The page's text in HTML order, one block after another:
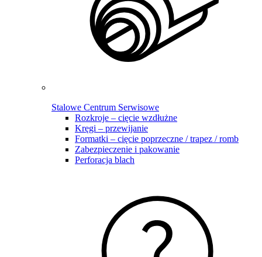
Stalowe Centrum Serwisowe
Rozkroje – cięcie wzdłużne
Kręgi – przewijanie
Formatki – cięcie poprzeczne / trapez / romb
Zabezpieczenie i pakowanie
Perforacja blach